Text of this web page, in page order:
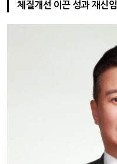
체질개선 이끈 성과 재신임